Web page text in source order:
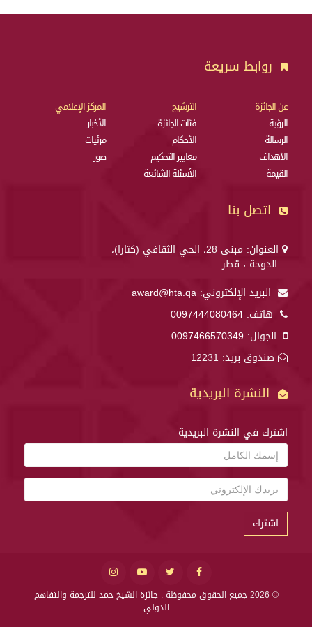
روابط سريعة
عن الجائزة
الرؤية
الرسالة
الأهداف
القيمة
الترشيح
فئات الجائزة
الأحكام
معايير التحكيم
الأسئلة الشائعة
المركز الإعلامي
الأخبار
مرئيات
صور
اتصل بنا
العنوان: مبنى 28، الحي الثقافي (كتارا)،
الدوحة ، قطر
البريد الإلكتروني: award@hta.qa
هاتف: 0097444080464
الجوال: 0097466570349
صندوق بريد: 12231
النشرة البريدية
اشترك في النشرة البريدية
اشترك
© 2026 جميع الحقوق محفوظة .
جائزة الشيخ حمد للترجمة والتفاهم
الدولي